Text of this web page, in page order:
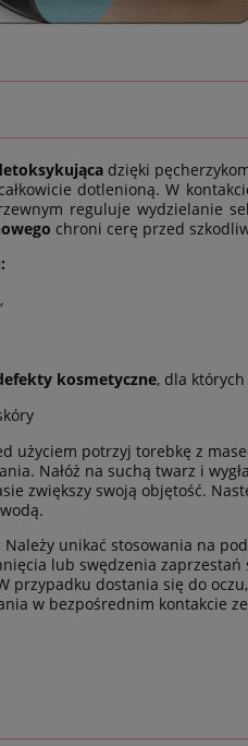
dzięki
dotlenioną. W
reguluje wydzielanie
chroni cerę przed
kosmetyczne, dla
użyciem potrzyj torebkę z
Nałóż na suchą twarz i
zwiększy swoją objętość.
Należy unikać stosowania na
lub swędzenia
przypadku dostania się do
w bezpośrednim kontakcie